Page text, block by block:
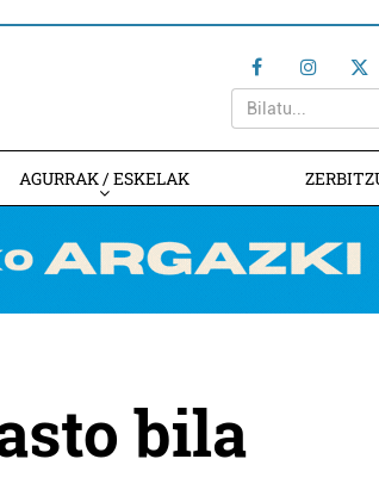
AGURRAK / ESKELAK
bila